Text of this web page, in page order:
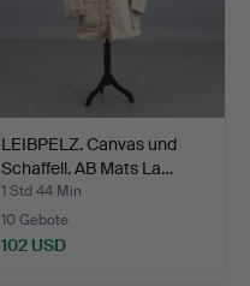
LEIBPELZ. Canvas und
Schaffell. AB Mats La…
1 Std 44 Min
10 Gebote
102 USD